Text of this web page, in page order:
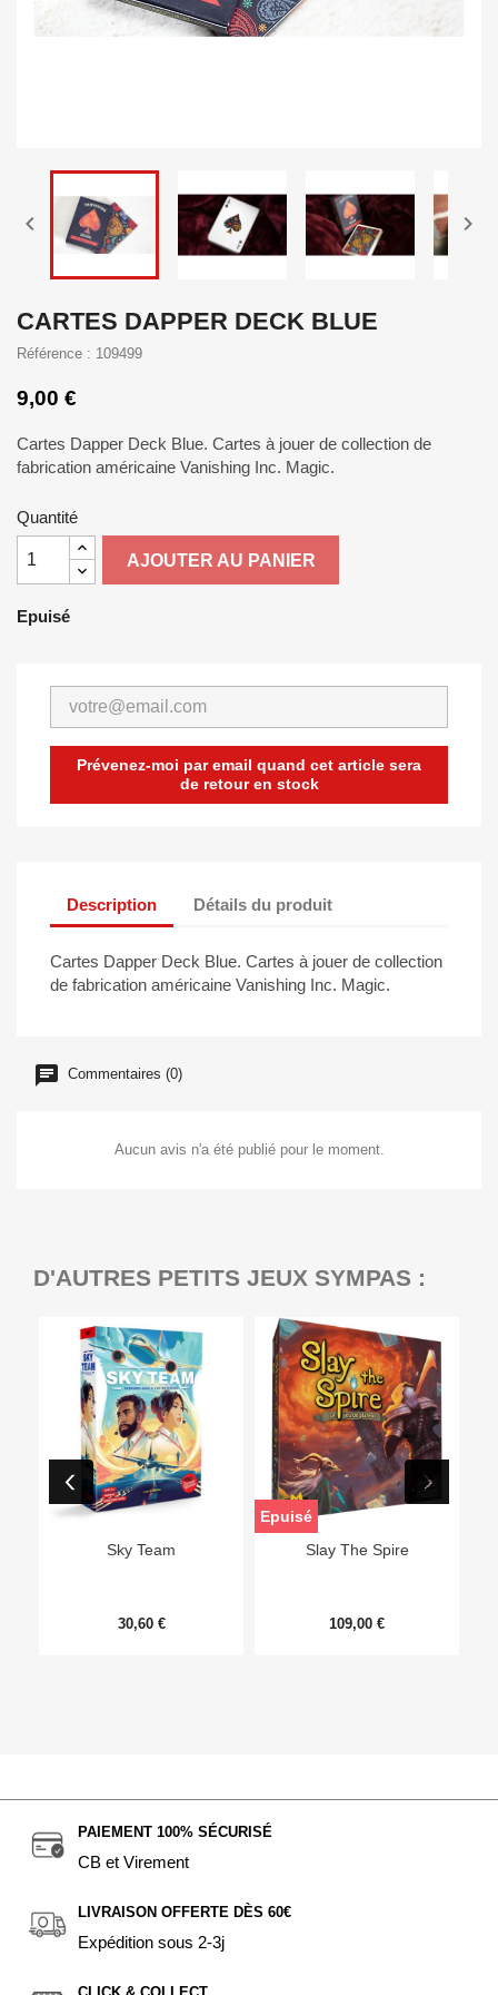
 
CARTES DAPPER DECK BLUE
Référence : 109499
9,00 €
Cartes Dapper Deck Blue. Cartes à jouer de collection de
fabrication américaine Vanishing Inc. Magic.
Quantité
AJOUTER AU PANIER
Epuisé
Prévenez-moi par email quand cet article sera
de retour en stock
Description Détails du produit
Cartes Dapper Deck Blue. Cartes à jouer de collection
de fabrication américaine Vanishing Inc. Magic.
Commentaires (0)
Aucun avis n'a été publié pour le moment.
D'AUTRES PETITS JEUX SYMPAS :
Sky Team
30,60 €
Slay The Spire
109,00 €
Epuisé
PAIEMENT 100% SÉCURISÉ
CB et Virement
LIVRAISON OFFERTE DÈS 60€
Expédition sous 2-3j